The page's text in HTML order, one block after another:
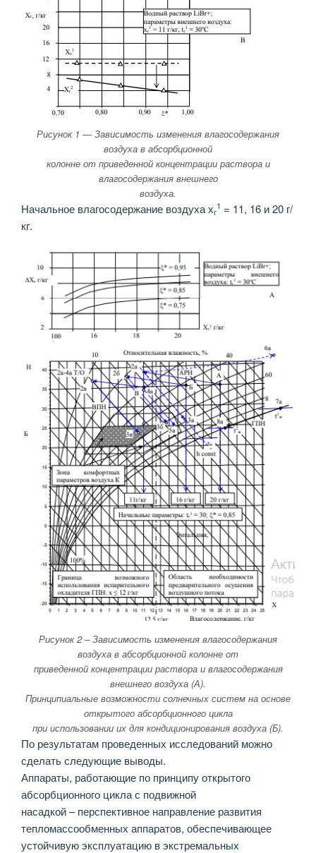
Рисунок 1 — Зависимость изменения влагосодержания
воздуха в абсорбционной
колонне от приведенной концентрации раствора и
влагосодержания внешнего
воздуха.
Начальное влагосодержание воздуха хг
1 = 11, 16 и 20 г/
кг.
Рисунок 2 – Зависимость изменения влагосодержания
воздуха в абсорбционной колонне от
приведенной концентрации раствора и влагосодержания
внешнего воздуха (А).
Принципиальные возможности солнечных систем на основе
открытого абсорбционного цикла
при использовании их для кондиционирования воздуха (Б).
По результатам проведенных исследований можно
сделать следующие выводы.
Аппараты, работающие по принципу открытого
абсорбционного цикла с подвижной
насадкой – перспективное направление развития
тепломассообменных аппаратов, обеспечивающее
устойчивую эксплуатацию в экстремальных